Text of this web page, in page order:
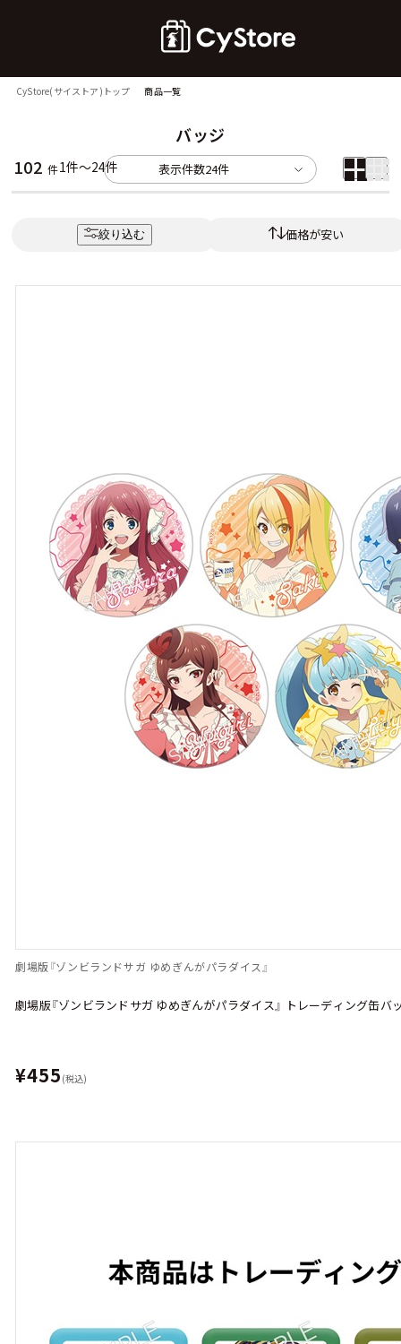
CyStore(サイストア)トップ 商品一覧
バッジ
102 件1件～24件 表示件数24件
絞り込む 価格が安い
劇場版『ゾンビランドサガ ゆめぎんがパラダイス』
劇場版『ゾンビランドサガ ゆめぎんがパラダイス』 トレーディング缶バ
¥455 (税込)